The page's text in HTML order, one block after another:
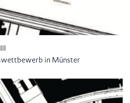
in Münster